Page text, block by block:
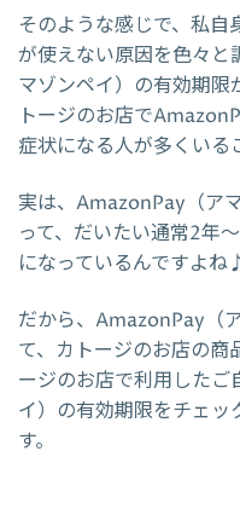
そのような感じで、私自
が使えない原因を色々
マゾンペイ）の有効期限
トージのお店で
症状になる人が多くいる
実は、AmazonPay（ア
って、だいたい通常2年
になっているんですよね
だから、AmazonPay（
て、カトージのお店の商
ージのお店で利用した
イ）の有効期限をチェッ
す。